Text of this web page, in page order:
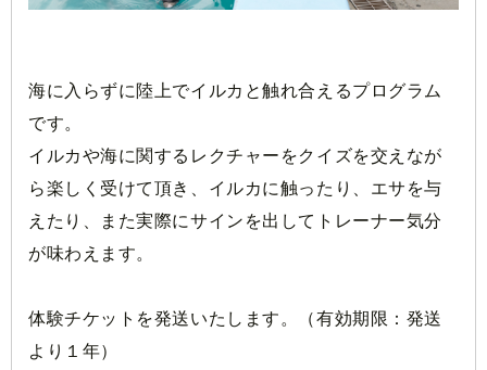
海に入らずに陸上でイルカと触れ合えるプログラム
です。
イルカや海に関するレクチャーをクイズを交えなが
ら楽しく受けて頂き、イルカに触ったり、エサを与
えたり、また実際にサインを出してトレーナー気分
が味わえます。
体験チケットを発送いたします。（有効期限：発送
より１年）